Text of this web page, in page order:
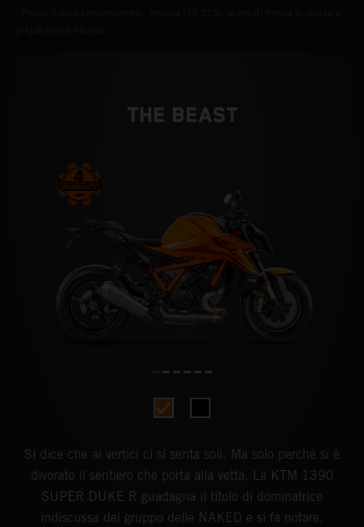
THE BEAST
Si dice che ai vertici ci si senta soli. Ma solo perché si è
divorato il sentiero che porta alla vetta. La KTM 1390
SUPER DUKE R guadagna il titolo di dominatrice
indiscussa del gruppo delle NAKED e si fa notare,